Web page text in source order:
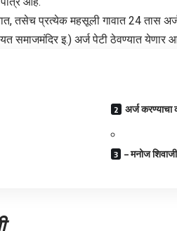
तसेच प्रत्येक महसूली गावात 24 तास
समाजमंदिर इ.) अर्ज पेटी ठेवण्यात येणार
अर्ज करण्याचा
– मनोज